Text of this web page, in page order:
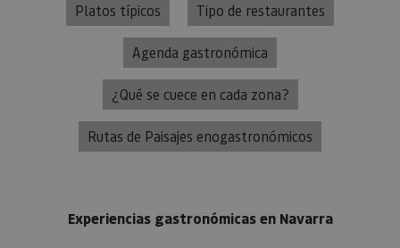
Platos típicos Tipo de restaurantes
Agenda gastronómica
¿Qué se cuece en cada zona?
Rutas de Paisajes enogastronómicos
Experiencias gastronómicas en Navarra